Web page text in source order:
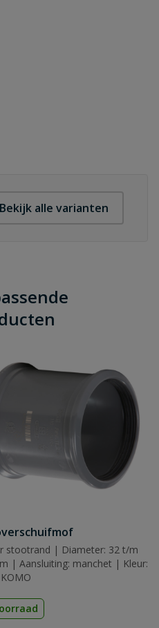
Bekijk alle varianten
stootrand | Diameter: 32 t/m
| Aansluiting: manchet | Kleur: